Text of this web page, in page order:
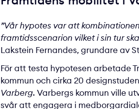
”Vår hypotes var att
framtidsscenarion vilket i sin tur
Lakstein Fernandes, grundare av
För att testa hypotesen arbetade
kommun och cirka 20
Varberg. Varbergs kommun ville
svår att engagera i